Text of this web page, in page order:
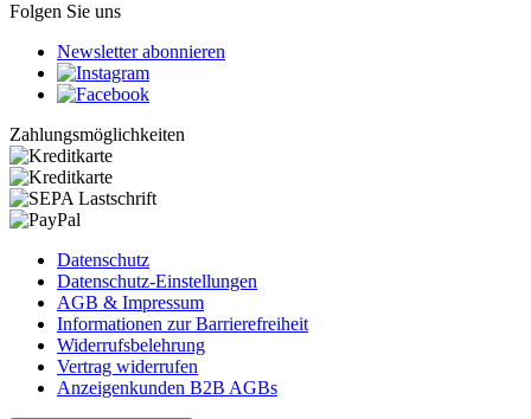
Folgen Sie uns
Newsletter abonnieren
Zahlungsmöglichkeiten
Datenschutz
Datenschutz-Einstellungen
AGB & Impressum
Informationen zur Barrierefreiheit
Widerrufsbelehrung
Vertrag widerrufen
Anzeigenkunden B2B AGBs